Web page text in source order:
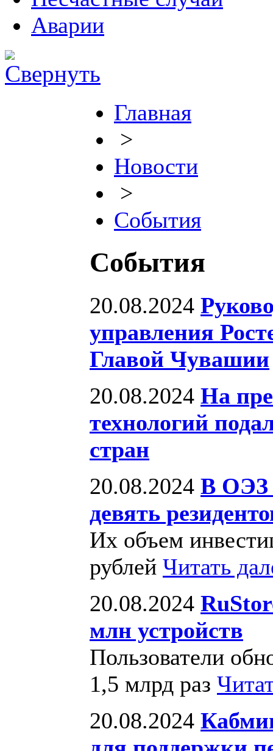
Аварии
Главная
>
Новости
>
События
События
20.08.2024
управления
Главой Чувашии
20.08.2024 На
технологий
стран
20.08.2024 В ОЭЗ
девять
Их объем
рублей Читать
20.08.2024
млн устройств
Пользователи
1,5 млрд раз
20.08.2024